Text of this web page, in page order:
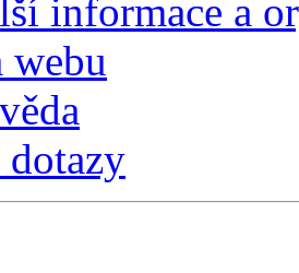
informace a
webu
dotazy